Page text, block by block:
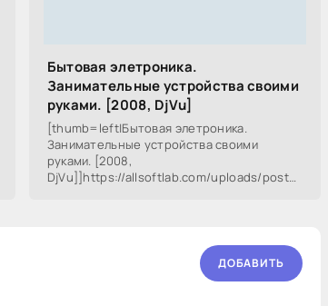
Бытовая элетроника.
Занимательные устройства своими
руками. [2008, DjVu]
[thumb=left|Бытовая элетроника.
Занимательные устройства своими
руками. [2008,
DjVu]]https://allsoftlab.com/uploads/posts/2009-
ДОБАВИТЬ